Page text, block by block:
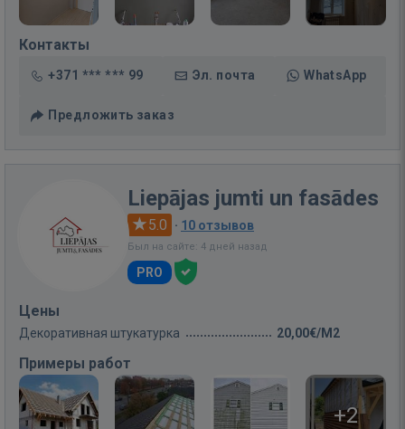
Контакты
+371 *** *** 99 Эл. почта WhatsApp
Предложить заказ
Liepājas jumti un fasādes
5.0 · 10 отзывов
Был на сайте: 4 дней назад
PRO
Цены
Декоративная штукатурка 20,00€/M2
Примеры работ
+2